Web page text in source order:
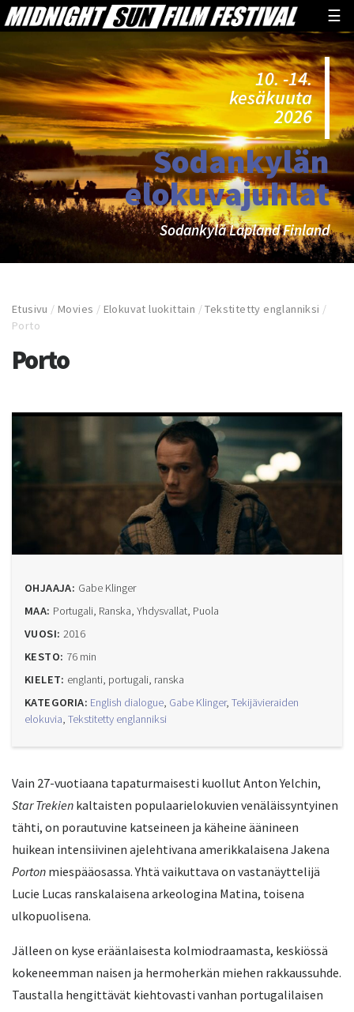
☰
10. -14.
kesäkuuta
2026
Sodankylän
elokuvajuhlat
Sodankylä Lapland Finland
Etusivu /Movies / Elokuvat luokittain /Tekstitetty englanniksi /
Porto
Porto
OHJAAJA: Gabe Klinger
MAA: Portugali, Ranska, Yhdysvallat, Puola
VUOSI: 2016
KESTO: 76 min
KIELET: englanti, portugali, ranska
KATEGORIA: English dialogue, Gabe Klinger,Tekijävieraiden
elokuvia, Tekstitetty englanniksi
Vain 27-vuotiaana tapaturmaisesti kuollut Anton Yelchin,
Star Trekien kaltaisten populaarielokuvien venäläissyntyinen
tähti, on porautuvine katseineen ja käheine äänineen
huikean intensiivinen ajelehtivana amerikkalaisena Jakena
Porton miespääosassa. Yhtä vaikuttava on vastanäyttelijä
Lucie Lucas ranskalaisena arkeologina Matina, toisena
ulkopuolisena.
Jälleen on kyse eräänlaisesta kolmiodraamasta, keskiössä
kokeneemman naisen ja hermoherkän miehen rakkaussuhde.
Taustalla hengittävät kiehtovasti vanhan portugalilaisen